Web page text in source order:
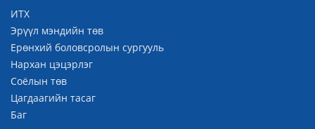
ИТХ
Эрүүл мэндийн төв
Ерөнхий боловсролын сургууль
Нархан цэцэрлэг
Соёлын төв
Цагдаагийн тасаг
Баг